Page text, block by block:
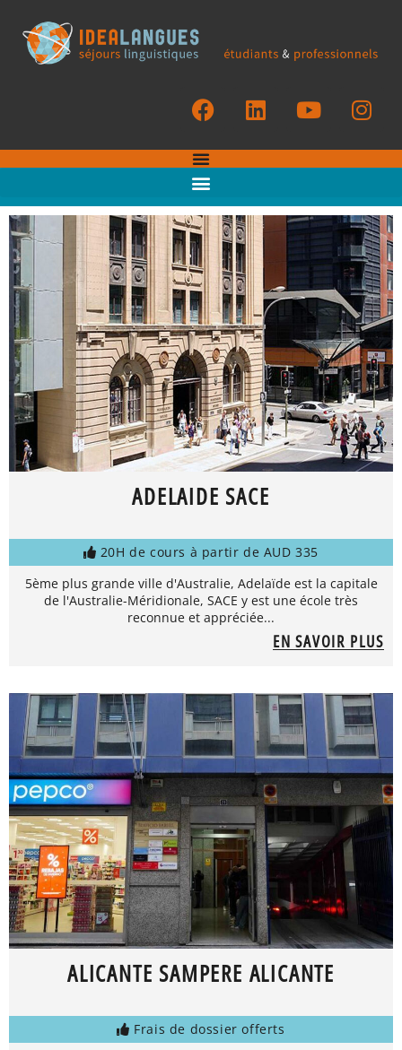
ADELAIDE SACE
20H de cours à partir de AUD 335
5ème plus grande ville d'Australie, Adelaïde est la capitale
de l'Australie-Méridionale, SACE y est une école très
reconnue et appréciée...
EN SAVOIR PLUS
ALICANTE SAMPERE ALICANTE
Frais de dossier offerts